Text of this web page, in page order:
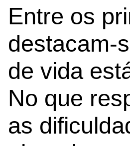
Entre os
destacam-
de vida
No que
as